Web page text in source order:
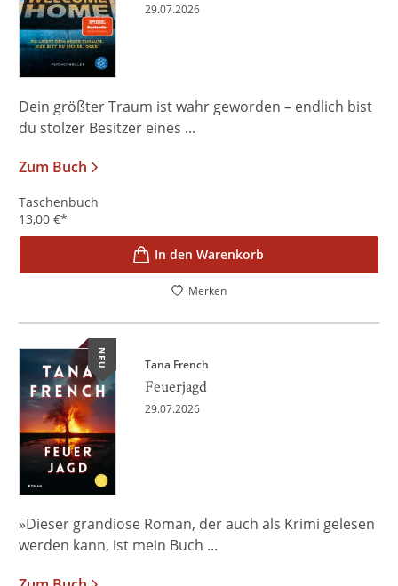
29.07.2026
Dein größter Traum ist wahr geworden – endlich bist
du stolzer Besitzer eines ...
Zum Buch
Taschenbuch
13,00 €*
In den Warenkorb
Merken
NEU Tana French
Feuerjagd
29.07.2026
»Dieser grandiose Roman, der auch als Krimi gelesen
werden kann, ist mein Buch ...